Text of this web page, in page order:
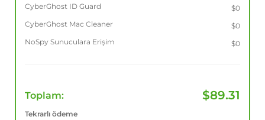
CyberGhost ID Guard
$0
CyberGhost Mac Cleaner
$0
NoSpy Sunuculara Erişim
$0
Toplam: $89.31
Tekrarlı ödeme